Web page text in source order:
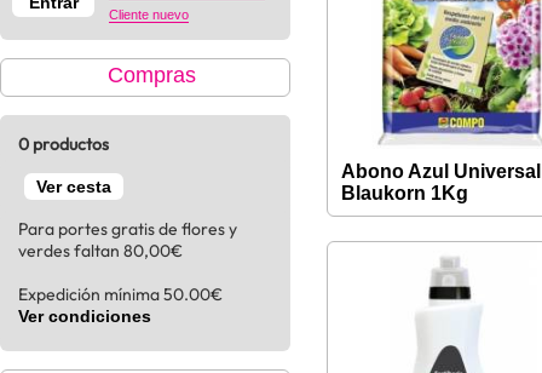
Cliente nuevo
Compras
0 productos
Ver cesta
Para portes gratis de flores y
verdes faltan 80,00€
Expedición mínima 50.00€
Ver condiciones
Abono Azul Universal
Blaukorn 1Kg